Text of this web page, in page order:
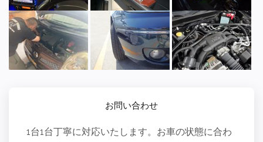
お問い合わせ
1台1台丁寧に対応いたします。お車の状態に合わ